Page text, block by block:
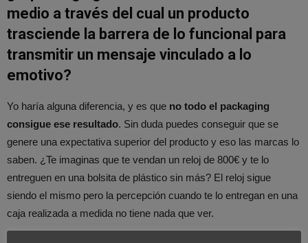
medio a través del cual un producto
trasciende la barrera de lo funcional para
transmitir un mensaje vinculado a lo
emotivo?
Yo haría alguna diferencia, y es que no todo el packaging
consigue ese resultado. Sin duda puedes conseguir que se
genere una expectativa superior del producto y eso las marcas lo
saben. ¿Te imaginas que te vendan un reloj de 800€ y te lo
entreguen en una bolsita de plástico sin más? El reloj sigue
siendo el mismo pero la percepción cuando te lo entregan en una
caja realizada a medida no tiene nada que ver.